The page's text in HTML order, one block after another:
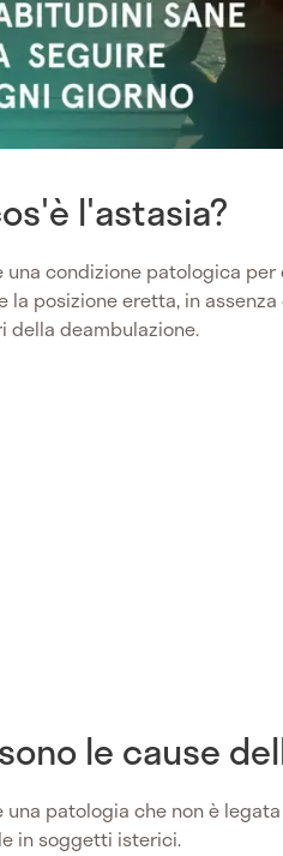
l'astasia?
una condizione patologica
la posizione eretta, in
della deambulazione.
le cause
una patologia che non è
in soggetti isterici.